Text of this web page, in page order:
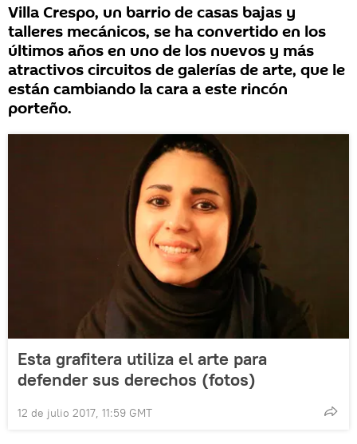
Villa Crespo, un barrio de casas bajas y
talleres mecánicos, se ha convertido en los
últimos años en uno de los nuevos y más
atractivos circuitos de galerías de arte, que le
están cambiando la cara a este rincón
porteño.
Esta grafitera utiliza el arte para
defender sus derechos (fotos)
12 de julio 2017, 11:59 GMT